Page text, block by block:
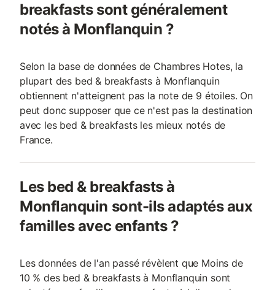
breakfasts sont généralement
notés à Monflanquin ?
Selon la base de données de Chambres Hotes, la
plupart des bed & breakfasts à Monflanquin
obtiennent n'atteignent pas la note de 9 étoiles. On
peut donc supposer que ce n'est pas la destination
avec les bed & breakfasts les mieux notés de
France.
Les bed & breakfasts à
Monflanquin sont-ils adaptés aux
familles avec enfants ?
Les données de l'an passé révèlent que Moins de
10 % des bed & breakfasts à Monflanquin sont